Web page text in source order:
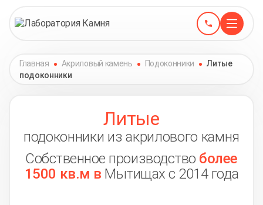
Главная Акриловый камень Подоконники
Литые
подоконники
Литые
подоконники из акрилового камня
Собственное производство более
1500 кв.м в Мытищах с 2014 года